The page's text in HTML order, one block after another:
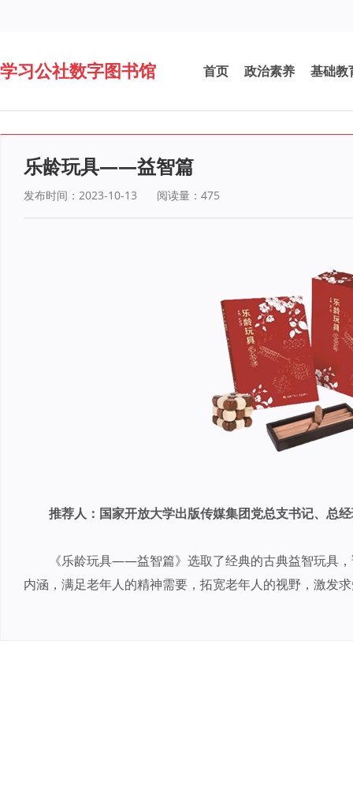
学习公社数字图书馆 首页 政治素养 基础教
乐龄玩具——益智篇
发布时间：2023-10-13 阅读量： 475
推荐人：国家开放大学出版传媒集团党总支书记、总
《乐龄玩具——益智篇》选取了经典的古典益智玩具
内涵，满足老年人的精神需要，拓宽老年人的视野，激发